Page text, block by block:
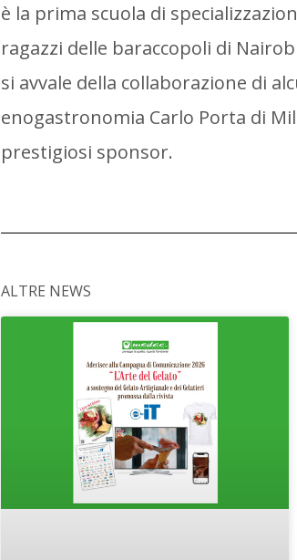
è la prima scuola di
ragazzi delle baraccopoli di
si avvale della collaborazione di
enogastronomia Carlo Porta di
prestigiosi sponsor.
ALTRE NEWS